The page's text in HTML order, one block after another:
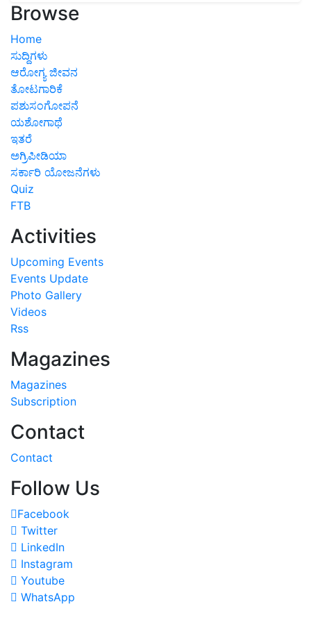
Browse
Home
ಸುದ್ದಿಗಳು
ಆರೋಗ್ಯ ಜೀವನ
ತೋಟಗಾರಿಕೆ
ಪಶುಸಂಗೋಪನೆ
ಯಶೋಗಾಥೆ
ಇತರೆ
ಅಗ್ರಿಪೀಡಿಯಾ
ಸರ್ಕಾರಿ ಯೋಜನೆಗಳು
Quiz
FTB
Activities
Upcoming Events
Events Update
Photo Gallery
Videos
Rss
Magazines
Magazines
Subscription
Contact
Contact
Follow Us
Facebook
Twitter
LinkedIn
Instagram
Youtube
WhatsApp